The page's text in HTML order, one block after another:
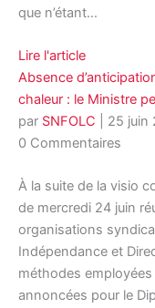
que n’étant…
Lire l'article
Absence
chaleur : le Ministre
par SNFOLC 25 juin
0 Commentaires
À la suite de la visio
de mercredi 24 juin
organisations
Indépendance et
méthodes
annoncées pour le